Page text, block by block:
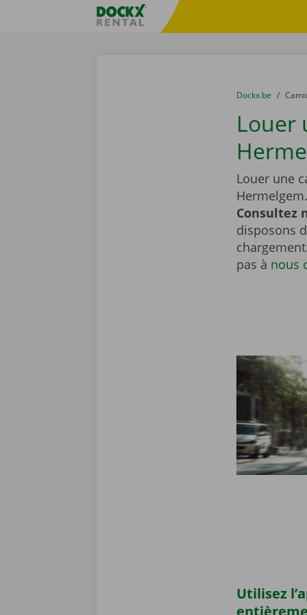
sitename
You are here:
du
Dockx.be to
Louer
Louer une
Hermelgem.
Consultez
disposons
pas à nous
Utilisez